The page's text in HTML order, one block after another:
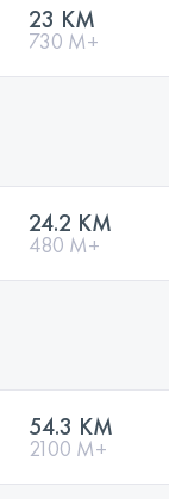
23 KM
730 M+
24.2 KM
480 M+
54.3 KM
2100 M+